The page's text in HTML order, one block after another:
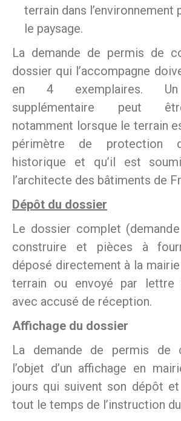
terrain dans l’environnement
le paysage.
La demande de permis de
dossier qui l’accompagne
en 4 exemplaires. Un
supplémentaire peut
notamment lorsque le terrain
périmètre de protection
historique et qu’il est
l’architecte des bâtiments de
Dépôt du dossier
Le dossier complet
construire et pièces à
déposé directement à la
terrain ou envoyé par lettre
avec accusé de réception.
Affichage du dossier
La demande de permis de
l’objet d’un affichage en
jours qui suivent son dépôt
tout le temps de l’instruction